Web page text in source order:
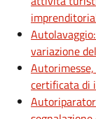
variazione
certificata di